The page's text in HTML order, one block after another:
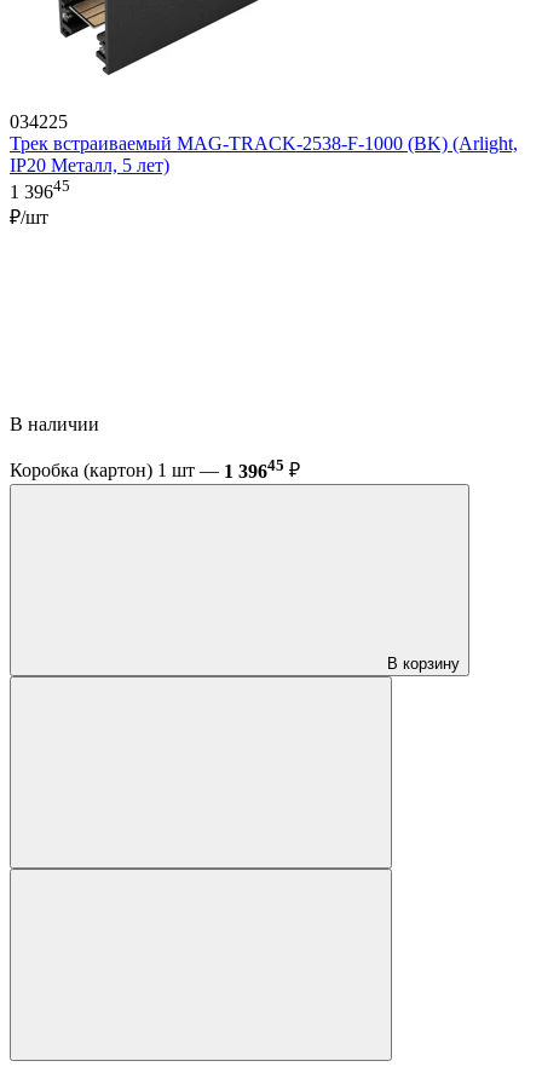
034225
Трек встраиваемый MAG-TRACK-2538-F-1000 (BK) (Arlight,
IP20 Металл, 5 лет)
1 39645
₽/шт
В наличии
Коробка (картон) 1 шт — 1 39645 ₽
В корзину